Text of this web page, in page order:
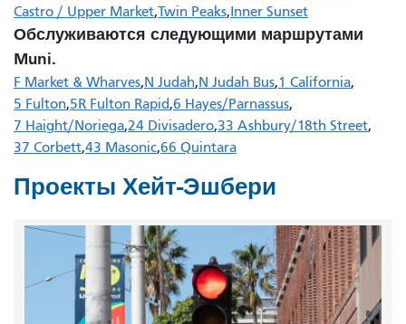
Castro / Upper Market Twin Peaks Inner Sunset
Обслуживаются следующими маршрутами
Muni.
F Market & Wharves N Judah N Judah Bus 1 California
5 Fulton 5R Fulton Rapid 6 Hayes/Parnassus
7 Haight/Noriega 24 Divisadero 33 Ashbury/18th Street
37 Corbett 43 Masonic 66 Quintara
Проекты Хейт-Эшбери